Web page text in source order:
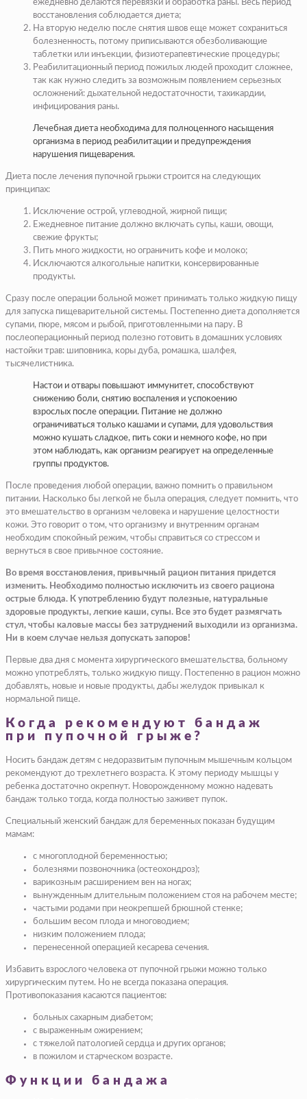
ежедневно делаются перевязки и обработка раны. Весь период
восстановления соблюдается диета;
На вторую неделю после снятия швов еще может сохраниться
болезненность, потому приписываются обезболивающие
таблетки или инъекции, физиотерапевтические процедуры;
Реабилитационный период пожилых людей проходит сложнее,
так как нужно следить за возможным появлением серьезных
осложнений: дыхательной недостаточности, тахикардии,
инфицирования раны.
Лечебная диета необходима для полноценного насыщения
организма в период реабилитации и предупреждения
нарушения пищеварения.
Диета после лечения пупочной грыжи строится на следующих
принципах:
Исключение острой, углеводной, жирной пищи;
Ежедневное питание должно включать супы, каши, овощи,
свежие фрукты;
Пить много жидкости, но ограничить кофе и молоко;
Исключаются алкогольные напитки, консервированные
продукты.
Сразу после операции больной может принимать только жидкую пищу
для запуска пищеварительной системы. Постепенно диета дополняется
супами, пюре, мясом и рыбой, приготовленными на пару. В
послеоперационный период полезно готовить в домашних условиях
настойки трав: шиповника, коры дуба, ромашка, шалфея,
тысячелистника.
Настои и отвары повышают иммунитет, способствуют
снижению боли, снятию воспаления и успокоению
взрослых после операции. Питание не должно
ограничиваться только кашами и супами, для удовольствия
можно кушать сладкое, пить соки и немного кофе, но при
этом наблюдать, как организм реагирует на определенные
группы продуктов.
После проведения любой операции, важно помнить о правильном
питании. Насколько бы легкой не была операция, следует помнить, что
это вмешательство в организм человека и нарушение целостности
кожи. Это говорит о том, что организму и внутренним органам
необходим спокойный режим, чтобы справиться со стрессом и
вернуться в свое привычное состояние.
Во время восстановления, привычный рацион питания придется
изменить. Необходимо полностью исключить из своего рациона
острые блюда. К употреблению будут полезные, натуральные
здоровые продукты, легкие каши, супы. Все это будет размягчать
стул, чтобы каловые массы без затруднений выходили из организма.
Ни в коем случае нельзя допускать запоров!
Первые два дня с момента хирургического вмешательства, больному
можно употреблять, только жидкую пищу. Постепенно в рацион можно
добавлять, новые и новые продукты, дабы желудок привыкал к
нормальной пище.
Когда рекомендуют бандаж
при пупочной грыже?
Носить бандаж детям с недоразвитым пупочным мышечным кольцом
рекомендуют до трехлетнего возраста. К этому периоду мышцы у
ребенка достаточно окрепнут. Новорожденному можно надевать
бандаж только тогда, когда полностью заживет пупок.
Специальный женский бандаж для беременных показан будущим
мамам:
с многоплодной беременностью;
болезнями позвоночника (остеохондроз);
варикозным расширением вен на ногах;
вынужденным длительным положением стоя на рабочем месте;
частыми родами при неокрепшей брюшной стенке;
большим весом плода и многоводием;
низким положением плода;
перенесенной операцией кесарева сечения.
Избавить взрослого человека от пупочной грыжи можно только
хирургическим путем. Но не всегда показана операция.
Противопоказания касаются пациентов:
больных сахарным диабетом;
с выраженным ожирением;
с тяжелой патологией сердца и других органов;
в пожилом и старческом возрасте.
Функции бандажа